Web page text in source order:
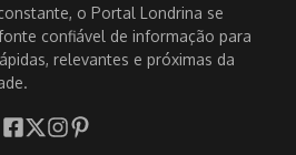
o Portal Londrina se
confiável de informação para
relevantes e próximas da